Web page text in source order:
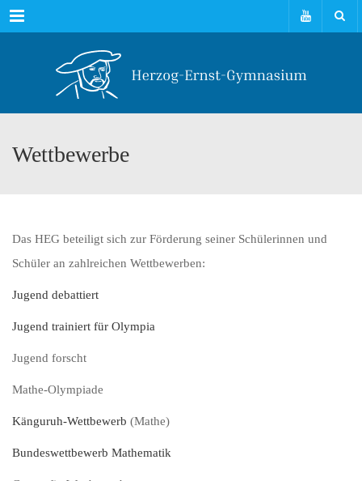
Menu
Wettbewerbe
Das HEG beteiligt sich zur Förderung seiner Schülerinnen und
Schüler an zahlreichen Wettbewerben:
Jugend debattiert
Jugend trainiert für Olympia
Jugend forscht
Mathe-Olympiade
Känguruh-Wettbewerb (Mathe)
Bundeswettbewerb Mathematik